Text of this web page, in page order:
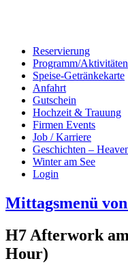
Reservierung
Programm/Aktivitäten
Speise-Getränkekarte
Anfahrt
Gutschein
Hochzeit & Trauung
Firmen Events
Job / Karriere
Geschichten –
Winter am See
Login
Mittagsmenü
H7 Afterwork
Hour)